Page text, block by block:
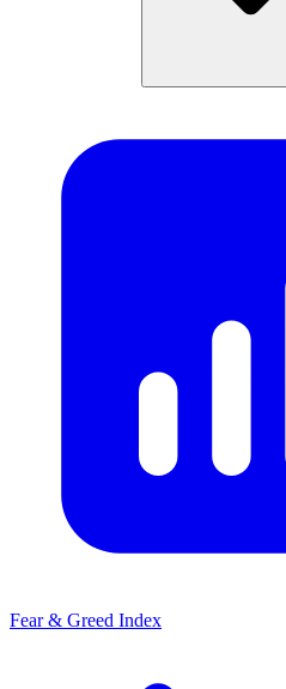
Fear & Greed Index